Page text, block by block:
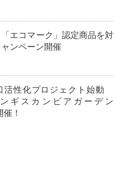
エコマーク」認定商品を対
ンペーン開催
活性化プロジェクト始動
ンギスカンビアガーデン
！